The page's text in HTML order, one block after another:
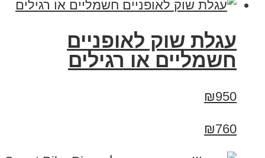
עגלת שוק לאופניים
חשמליים או רגילים
₪950
₪760